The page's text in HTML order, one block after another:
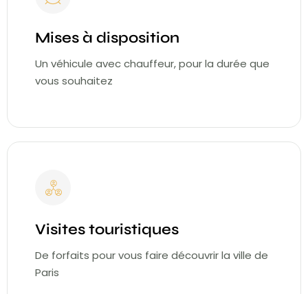
Mises à disposition
Un véhicule avec chauffeur, pour la durée que
vous souhaitez
Visites touristiques
De forfaits pour vous faire découvrir la ville de
Paris